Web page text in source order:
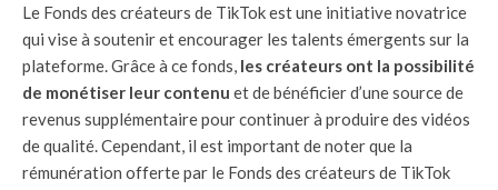
Le Fonds des créateurs de TikTok est une initiative novatrice
qui vise à soutenir et encourager les talents émergents sur la
plateforme. Grâce à ce fonds, les créateurs ont la possibilité
de monétiser leur contenu et de bénéficier d’une source de
revenus supplémentaire pour continuer à produire des vidéos
de qualité. Cependant, il est important de noter que la
rémunération offerte par le Fonds des créateurs de TikTok